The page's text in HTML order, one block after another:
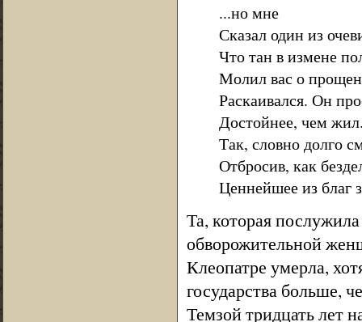
...но мне
Сказал один из
Что тан в измене
Молил вас о
Раскаивался. Он
Достойнее, чем
Так, словно долго
Отбросив, как
Ценнейшее из благ
Та, которая
обворожительной
Клеопатре умерла,
государства больше,
Темзой тридцать лет